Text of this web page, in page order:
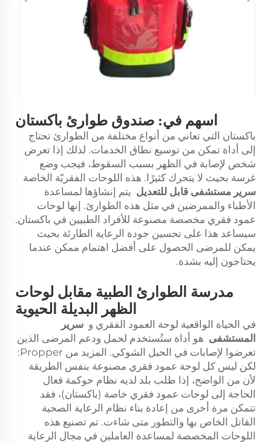
اسهم في: صندوق طوارئ باكستان
باكستان التي تعاني من أنواع مختلفة من الطوارئ تحتاج
إلى أداة تمكن من توسيع نطاق الخدمات. لذلك إذا تعرض
شخص لإصابة في الظهر بسبب السقوط، فيجب وضع
غرسة بحيث لا يتحرك كثيرًا. هذه اللوحات الفقريّة الخاصة
سرير مستشفى قابل للتعديل يتم إنشاؤها لمساعدة
الأطباء والممرضين في مثل هذه الطوارئ. إنها لوحات
عمود فقري مخصصة مصنوعة للأفراد الطبيين في باكستان.
سيساعد هذا على تحسين جودة الرعاية الطارئة بحيث
يمكن للمرضى الحصول على أفضل اهتمام ممكن عندما
يحتاجون إليه بشدة.
مدرسة الطوارئ الطبية مقابل لوحات
الظهر البديلة الحيوية
في الحياة الواقعية لوحة العمود الفقري و سرير
المستشفى هو أداة ستُستخدم لحمل ودعم المرضى الذين
تعرضوا لإصابات في الحبل الشوكي. المزيد من Propper:
لكن ليس كل لوحة عمود فقري مصنوعة بنفس الطريقة
لأن من الواضح، إذا طلب بلد لديه نظام حوكمة فعال
الحاجة إلى لوحات عمود فقري خاصة (باكستان)، فقد
تتمكن مرة أخرى من إعادة بناء نظام الرعاية الصحية
القاتل الخاص بها والتطور متى شاءت. تم تصنيع هذه
اللوحات المخصصة لمساعدة العاملين في مجال الرعاية